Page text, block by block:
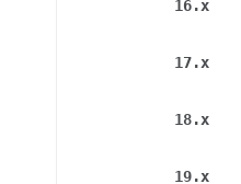
16.x
17.x
18.x
19.x